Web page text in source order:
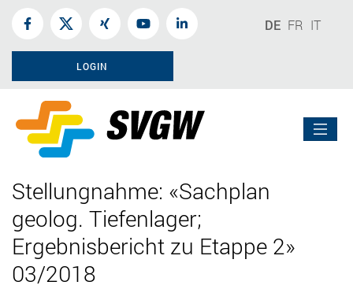
DE FR IT
LOGIN
Stellungnahme: «Sachplan
geolog. Tiefenlager;
Ergebnisbericht zu Etappe 2»
03/2018